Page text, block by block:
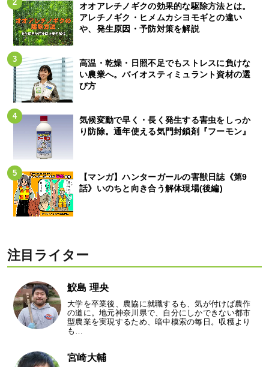
オオアレチノギクの効果的な駆除方法とは。
アレチノギク・ヒメムカシヨモギとの違い
や、発生原因・予防対策を解説
高温・乾燥・日照不足でもストレスに負けな
い農業へ。バイオスティミュラント資材の選
び方
気候変動で早く・長く発生する害虫をしっか
り防除。通年使える気門封鎖剤『フーモン』
【マンガ】ハンターガールの害獣日誌《第9
話》いのちと向き合う解体現場(後編)
注目ライター
鮫島 理央
大学を卒業後、農協に就職するも、気が付けば農作
の道に。地元神奈川県で、自分にしかできない都市
型農業を実現するため、暗中模索の毎日。収穫より
も…
宮崎大輔